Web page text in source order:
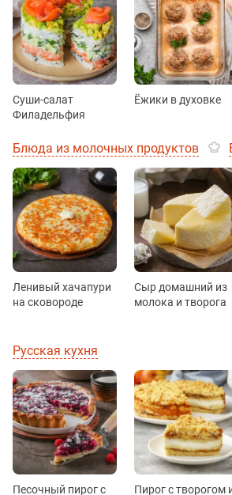
Суши-салат
Филадельфия
Ёжики в духовке
Блюда из молочных продуктов
Ленивый хачапури
на сковороде
Сыр домашний из
молока и творога
Русская кухня
Песочный пирог с Пирог с творогом